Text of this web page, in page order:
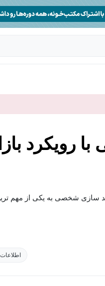
سازی شخصی به یکی از مهم ترین